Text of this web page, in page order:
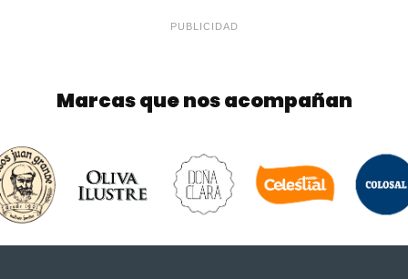
PUBLICIDAD
Marcas que nos acompañan